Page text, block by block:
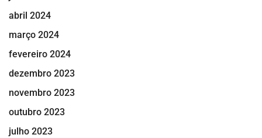
abril 2024
março 2024
fevereiro 2024
dezembro 2023
novembro 2023
outubro 2023
julho 2023